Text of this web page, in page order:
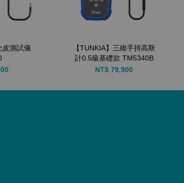
皮測試儀
【TUNKIA】三維手持高斯
計0.5級基礎款 TM5340B
NT$ 79,900